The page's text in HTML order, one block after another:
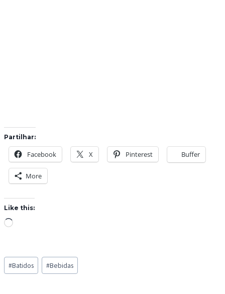
Partilhar:
Facebook X Pinterest Buffer
More
Like this:
L
d
i
Post
Tags:
#Batidos #Bebidas